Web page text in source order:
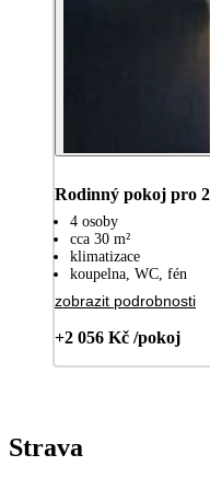
Rodinný pokoj pro
4 osoby
cca 30 m²
klimatizace
koupelna, WC, fén
zobrazit podrobnosti
+2 056 Kč /pokoj
Strava